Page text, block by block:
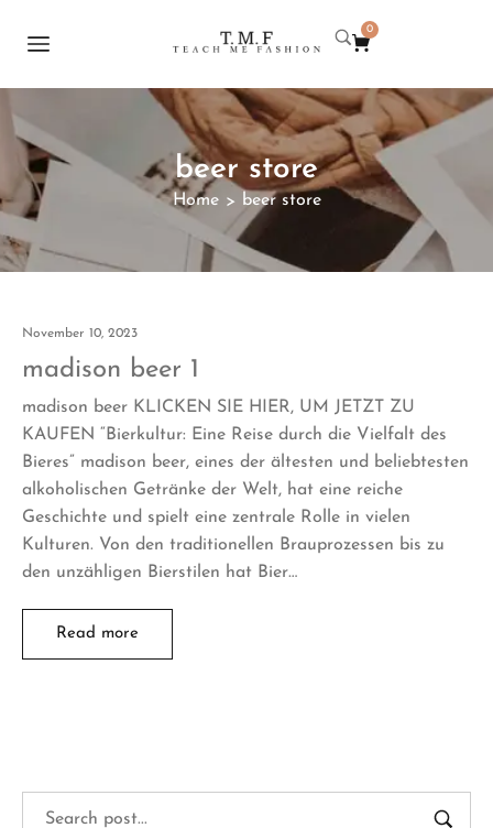
0
beer store
Home > beer store
November 10, 2023
madison beer 1
madison beer KLICKEN SIE HIER, UM JETZT ZU
KAUFEN “Bierkultur: Eine Reise durch die Vielfalt des
Bieres” madison beer, eines der ältesten und beliebtesten
alkoholischen Getränke der Welt, hat eine reiche
Geschichte und spielt eine zentrale Rolle in vielen
Kulturen. Von den traditionellen Brauprozessen bis zu
den unzähligen Bierstilen hat Bier…
Read more